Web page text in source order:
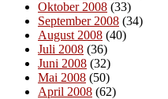
Oktober 2008 (33)
September 2008 (34)
August 2008 (40)
Juli 2008 (36)
Juni 2008 (32)
Mai 2008 (50)
April 2008 (62)